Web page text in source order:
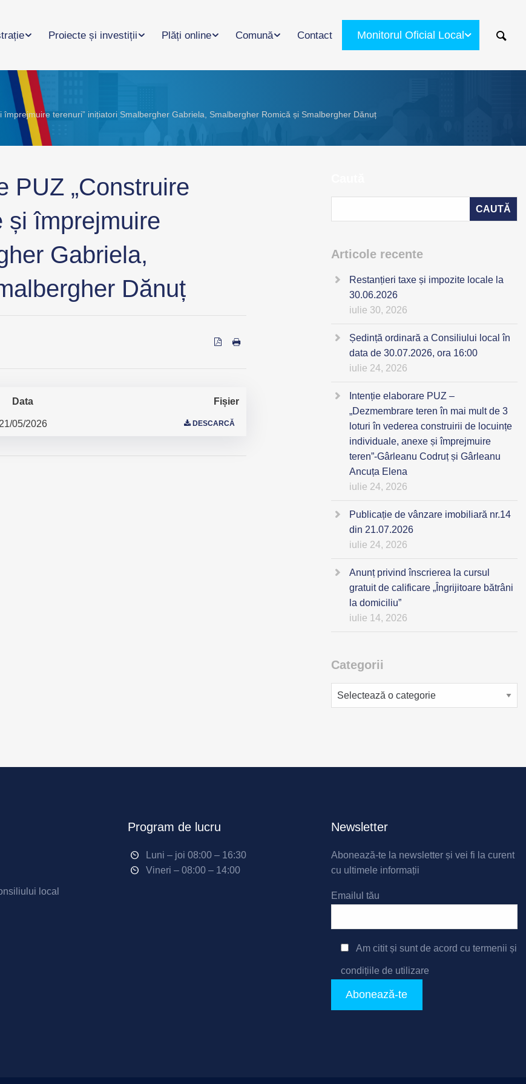
Proiecte și investiții Plăți online Comună Contact Monitorul Oficial Local
terenuri” inițiatori Smalbergher Gabriela, Smalbergher Romică și Smalbergher Dănuț
PUZ „Construire
și împrejmuire
Gabriela,
Dănuț
Data Fișier
21/05/2026 DESCARCĂ
Articole recente
Restanțieri taxe și impozite locale la
30.06.2026
iulie 30, 2026
Ședință ordinară a Consiliului local în
data de 30.07.2026, ora 16:00
iulie 24, 2026
Intenție elaborare PUZ –
„Dezmembrare teren în mai mult de 3
loturi în vederea construirii de locuințe
individuale, anexe și împrejmuire
teren”-Gârleanu Codruț și Gârleanu
Ancuța Elena
iulie 24, 2026
Publicație de vânzare imobiliară nr.14
din 21.07.2026
iulie 24, 2026
Anunț privind înscrierea la cursul
gratuit de calificare „Îngrijitoare bătrâni
la domiciliu”
iulie 14, 2026
Categorii
Categorii
local
Program de lucru
Luni – joi 08:00 – 16:30
Vineri – 08:00 – 14:00
Newsletter
Abonează-te la newsletter și vei fi la curent
cu ultimele informații
Emailul tău
Am citit și sunt de acord cu termenii și
condițiile de utilizare